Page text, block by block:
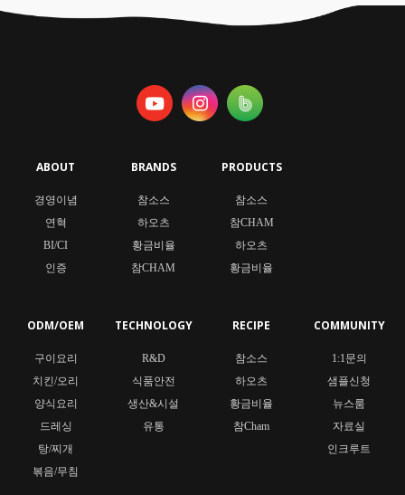
ABOUT
경영이념
연혁
BI/CI
인증
BRANDS
참소스
하오츠
황금비율
참CHAM
PRODUCTS
참소스
참CHAM
하오츠
황금비율
ODM/OEM
구이요리
치킨/오리
양식요리
드레싱
탕/찌개
볶음/무침
TECHNOLOGY
R&D
식품안전
생산&시설
유통
RECIPE
참소스
하오츠
황금비율
참Cham
COMMUNITY
1:1문의
샘플신청
뉴스룸
자료실
인크루트